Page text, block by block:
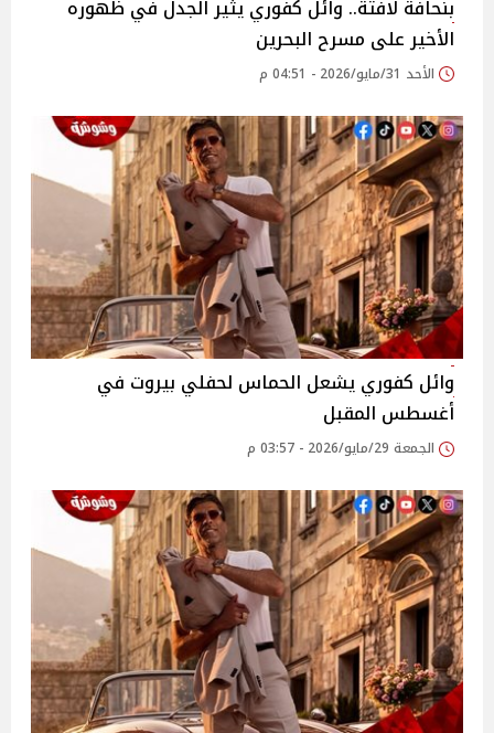
بنحافة لافتة.. وائل كفوري يثير الجدل في ظهوره
الأخير على مسرح البحرين
الأحد 31/مايو/2026 - 04:51 م
وائل كفوري يشعل الحماس لحفلي بيروت في
أغسطس المقبل
الجمعة 29/مايو/2026 - 03:57 م